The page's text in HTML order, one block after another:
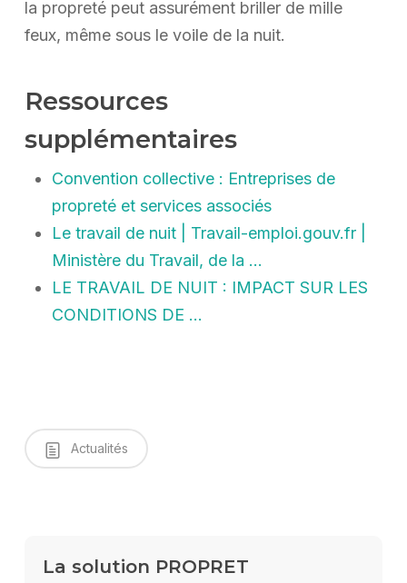
la propreté peut assurément briller de mille
feux, même sous le voile de la nuit.
Ressources
supplémentaires
Convention collective : Entreprises de
propreté et services associés
Le travail de nuit | Travail-emploi.gouv.fr |
Ministère du Travail, de la …
LE TRAVAIL DE NUIT : IMPACT SUR LES
CONDITIONS DE …
Actualités
La solution PROPRET